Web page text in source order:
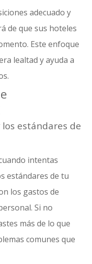
adecuado y
de que sus hoteles
Este enfoque
lealtad y ayuda a
estándares de
intentas
estándares de tu
los gastos de
Si no
más de lo que
comunes que